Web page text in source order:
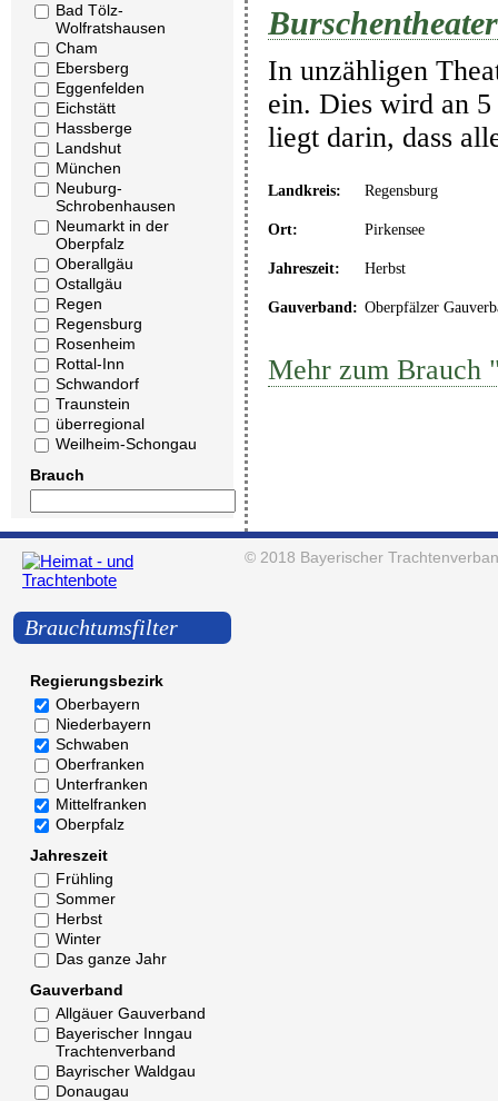
Bad Tölz-
Wolfratshausen
Cham
Ebersberg
Eggenfelden
Eichstätt
Hassberge
Landshut
München
Neuburg-
Schrobenhausen
Neumarkt in der
Oberpfalz
Oberallgäu
Ostallgäu
Regen
Regensburg
Rosenheim
Rottal-Inn
Schwandorf
Traunstein
überregional
Weilheim-Schongau
Brauch
Brauchtumsfilter
Regierungsbezirk
Oberbayern
Niederbayern
Schwaben
Oberfranken
Unterfranken
Mittelfranken
Oberpfalz
Jahreszeit
Frühling
Sommer
Herbst
Winter
Das ganze Jahr
Gauverband
Allgäuer Gauverband
Bayerischer Inngau
Trachtenverband
Bayrischer Waldgau
Donaugau
Burschentheater
In unzähligen
ein. Dies wird an
liegt darin, dass
Landkreis: Regensburg
Ort: Pirkensee
Jahreszeit: Herbst
Gauverband: Oberpfälzer
Mehr zum Brauch
© 2018 Bayerischer